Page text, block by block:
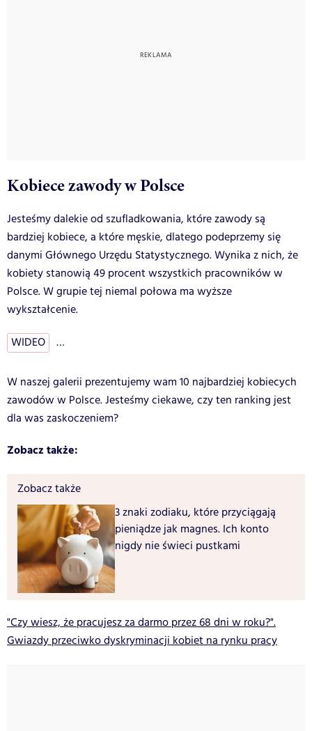
Kobiece zawody w Polsce
Jesteśmy dalekie od szufladkowania, które zawody są
bardziej kobiece, a które męskie, dlatego podeprzemy się
danymi Głównego Urzędu Statystycznego. Wynika z nich, że
kobiety stanowią 49 procent wszystkich pracowników w
Polsce. W grupie tej niemal połowa ma wyższe
wykształcenie.
WIDEO …
W naszej galerii prezentujemy wam 10 najbardziej kobiecych
zawodów w Polsce. Jesteśmy ciekawe, czy ten ranking jest
dla was zaskoczeniem?
Zobacz także:
Zobacz także
3 znaki zodiaku, które przyciągają
pieniądze jak magnes. Ich konto
nigdy nie świeci pustkami
"Czy wiesz, że pracujesz za darmo przez 68 dni w roku?".
Gwiazdy przeciwko dyskryminacji kobiet na rynku pracy